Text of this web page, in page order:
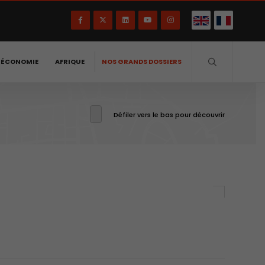
AFRIQUE NOS GRANDS DOSSIERS
Défiler vers le bas pour découvrir